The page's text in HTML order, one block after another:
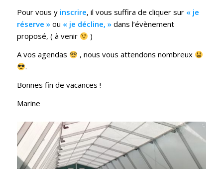
Pour vous y inscrire, il vous suffira de cliquer sur « je
réserve »ou « je décline, »dans l’évènement
proposé, ( à venir
)
A vos agendas
, nous vous attendons nombreux
.
Bonnes fin de vacances !
Marine